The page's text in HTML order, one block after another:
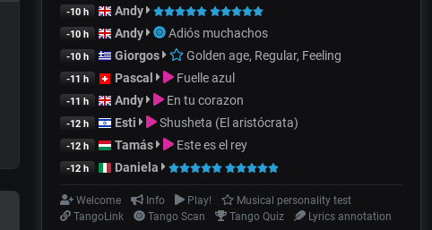
-10 h Andy
-10 h Andy Adiós muchachos
-10 h Giorgos Golden age, Regular, Feeling
-11 h Pascal Fuelle azul
-11 h Andy En tu corazon
-12 h Esti Shusheta (El aristócrata)
-12 h Tamás Este es el rey
-12 h Daniela
Welcome Info Play!
Musical personality test
TangoLink
Tango Scan Tango Quiz Lyrics annotation